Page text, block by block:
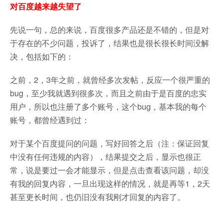
对百度越来越失望了
先说一句，总的来说，百度很多产品还是不错的，但是对
于存在的不少问题，投诉了，结果也是很长很长时间没解
决，包括如下的：
之前，2，3年之前，就曾经多次发帖，反应一个很严重的
bug，至少我就遇到很多次，而且之前由于是百度的忠实
用户，所以也注册了多个账号，这个bug，基本我的每个
账号，都曾经遇到过：
对于某个百度提问的问题，写好回答之后（注：保证回复
中没有任何违规的内容），结果提交之后，显示也很正
常，说是要过一会才能显示，但是点击查看该问题，却没
有我的回复内容，一旦出现这样的情况，就是再等1，2天
甚至更长时间，也仍旧没有我刚才回复的内容了。